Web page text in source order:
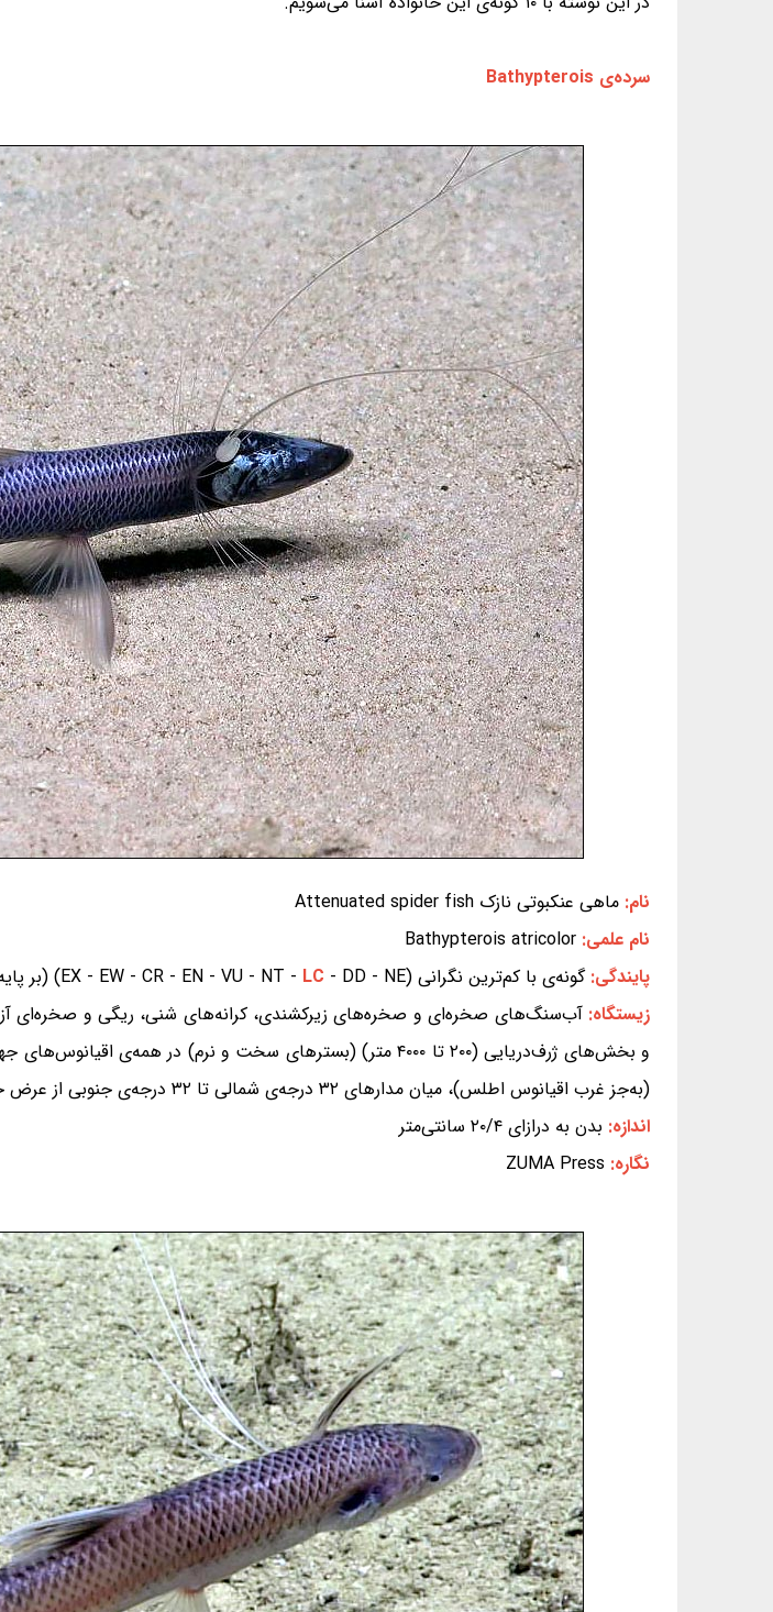
سرده‌ی Bathypterois
نام: ماهی عنکبوتی نازک Attenuated spider fish
نام علمی: Bathypterois atricolor
پایندگی:گونه‌ی با کم‌ترین نگرانی (EX - EW - CR - EN - VU - NT - LC - DD - NE) (بر پایه‌ی سیاهه‌ی سرخ IUCN)
زیستگاه:آب‌سنگ‌های صخره‌ای و صخره‌های زیرکشندی، کرانه‌های شنی، ریگی و صخره‌ای
(به‌جز غرب اقیانوس اطلس)، میان مدارهای ۳۲ درجه‌ی شمالی تا ۳۲ درجه‌ی جنوبی از عرض جغرافیایی (شرق اقیانوس اطلس: از کشور لیبریا تا کشور نیجریه)]
اندازه: بدن به درازای ۲۰/۴ سانتی‌متر
نگاره: ZUMA Press